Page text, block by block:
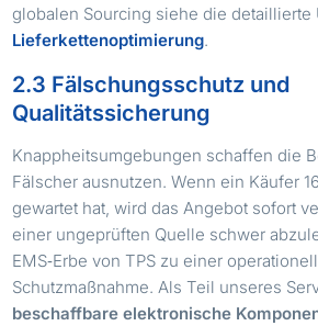
globalen Sourcing siehe die detaillierte
Lieferkettenoptimierung.
2.3 Fälschungsschutz und
Qualitätssicherung
Knappheitsumgebungen schaffen die
Fälscher ausnutzen. Wenn ein Käufer
gewartet hat, wird das Angebot sofort
einer ungeprüften Quelle schwer
EMS‑Erbe von TPS zu einer
Schutzmaßnahme. Als Teil unseres
beschaffbare elektronische